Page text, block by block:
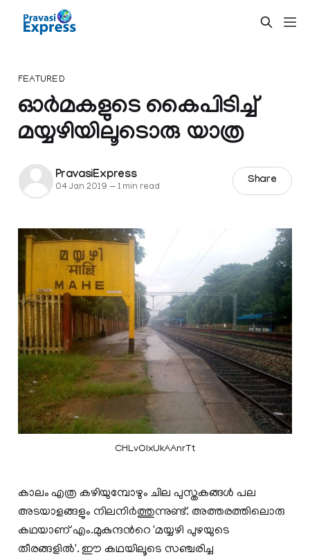
FEATURED
ഓർമകളുടെ കൈപിടിച്ച്
മയ്യഴിയിലൂടൊരു യാത്ര
PravasiExpress
04 Jan 2019 —1 min read
Share
CHLvOIxUkAAnrTt
കാലം എത്ര കഴിയുമ്പോഴും ചില പുസ്തകങ്ങൾ പല
അടയാളങ്ങളും നിലനിർത്തുന്നുണ്ട്. അത്തരത്തിലൊരു
കഥയാണ് എം.മുകുന്ദന്‍റെ 'മയ്യഴി പുഴയുടെ
തീരങ്ങളിൽ'. ഈ കഥയിലൂടെ സഞ്ചരിച്ച